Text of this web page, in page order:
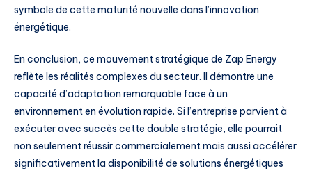
symbole de cette maturité nouvelle dans l’innovation
énergétique.
En conclusion, ce mouvement stratégique de Zap Energy
reflète les réalités complexes du secteur. Il démontre une
capacité d’adaptation remarquable face à un
environnement en évolution rapide. Si l’entreprise parvient à
exécuter avec succès cette double stratégie, elle pourrait
non seulement réussir commercialement mais aussi accélérer
significativement la disponibilité de solutions énergétiques